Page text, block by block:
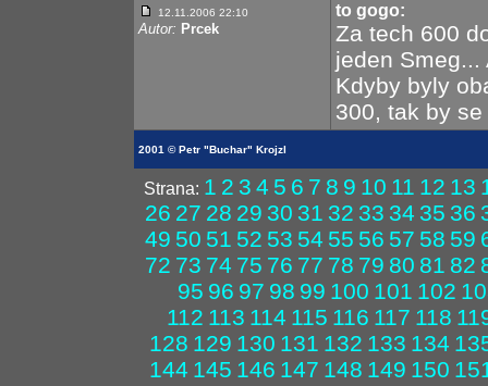
12.11.2006 22:10
Autor: Prcek
to gogo:
Za tech 600
jeden
Kdyby byly
300, tak by
2001 © Petr "Buchar" Krojzl
Strana: 1 2 3 4 5 6 7 8 9 10 11 12 13
26 27 28 29 30 31 32 33 34 35 36
49 50 51 52 53 54 55 56 57 58 59
72 73 74 75 76 77 78 79 80 81 82
95 96 97 98 99 100 101 102
112 113 114 115 116 117 118
128 129 130 131 132 133 134
144 145 146 147 148 149 150